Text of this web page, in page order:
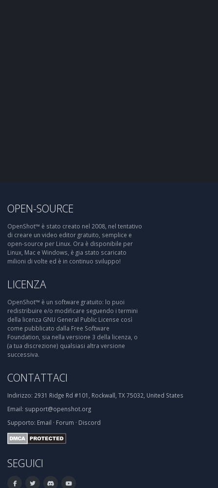
OPEN-SOURCE
OpenShot™ è stato creato nel 2008, nel tentativo
di creare un video editor gratuito, semplice e
open-source per Linux. Ora è disponibile per
Linux, Mac e Windows, è gia stato scaricato
milioni di volte ed è in continuo sviluppo!
LICENZA
OpenShot™ è un software gratuito: lo puoi
redistribuire e/o modificare seguendo i termini
della licenza GNU General Public License così
come pubblicato dalla Free Software
Foundation, sia nella versione 3 della licenza, o
(a tua discrezione) qualsiasi altra versione
successiva.
CONTATTACI
Indirizzo: 2931 Ridge Rd #101, Rockwall, TX 75032, United States
Email: support@openshot.org
Supporto: Email · Forum · Discord
SEGUICI